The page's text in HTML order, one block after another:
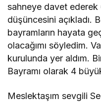
sahneye davet
düşüncesini açıkladı.
bayramların hayata
olacağımı söyledim.
kurulunda yer aldım.
Bayramı olarak 4
Meslektaşım sevgili